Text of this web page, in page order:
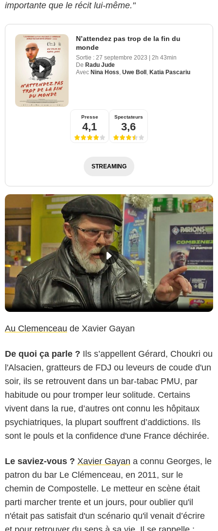
importante que le récit lui-même."
N’attendez pas trop de la fin du
monde
Sortie : 27 septembre 2023 | 2h 43min
De Radu Jude
Avec Nina Hoss Uwe Boll Katia Pascariu
Presse
4,1
Spectateurs
3,6
STREAMING
Au Clemenceau de Xavier Gayan
De quoi ça parle ? Ils s’appellent Gérard, Choukri ou
l'Alsacien, gratteurs de FDJ ou leveurs de coude d'un
soir, ils se retrouvent dans un bar-tabac PMU, par
habitude ou pour tromper leur solitude. Certains
vivent dans la rue, d’autres ont connu les hôpitaux
psychiatriques, la plupart souffrent d’addictions. Ils
sont le pouls et la confidence d'une France déchirée.
Le saviez-vous ? Xavier Gayan a connu Georges, le
patron du bar Le Clémenceau, en 2011, sur le
chemin de Compostelle. Le metteur en scène était
parti marcher trente et un jours, pour oublier qu'il
n'était pas satisfait d'un scénario qu'il venait d’écrire